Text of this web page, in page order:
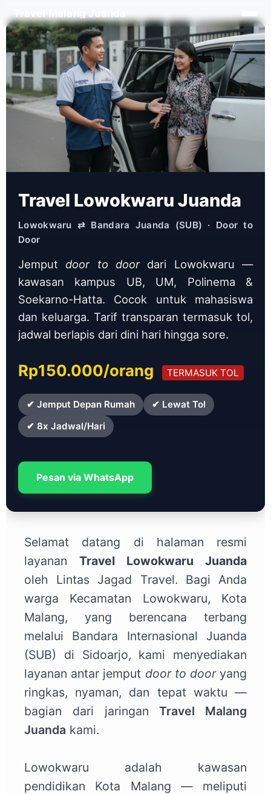
Travel Malang Juanda ×
ke
isi
Travel Lowokwaru Juanda
Lowokwaru ⇄ Bandara Juanda (SUB) · Door to
Door
Jemput door to doordari Lowokwaru —
kawasan kampus UB, UM, Polinema &
Soekarno-Hatta. Cocok untuk mahasiswa
dan keluarga. Tarif transparan termasuk tol,
jadwal berlapis dari dini hari hingga sore.
Rp150.000/orang TERMASUK TOL
✔ Jemput Depan Rumah
✔ Lewat Tol
✔ 8x Jadwal/Hari
Pesan via WhatsApp
Selamat datang di halaman resmi
layanan Travel Lowokwaru Juanda
oleh Lintas Jagad Travel. Bagi Anda
warga Kecamatan Lowokwaru, Kota
Malang, yang berencana terbang
melalui Bandara Internasional Juanda
(SUB) di Sidoarjo, kami menyediakan
layanan antar jemput door to dooryang
ringkas, nyaman, dan tepat waktu —
bagian dari jaringanTravel Malang
Juanda kami.
Lowokwaru adalah kawasan
pendidikan Kota Malang — meliputi